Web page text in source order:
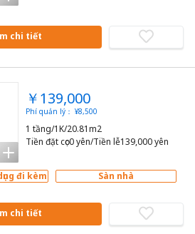
chi tiết
￥139,000
Phí quản lý： ¥8,500
1 tầng/1K/20.81m2
Tiền đặt cọc0 yên/Tiền lễ139,000 yên
đi kèm Sàn nhà
chi tiết